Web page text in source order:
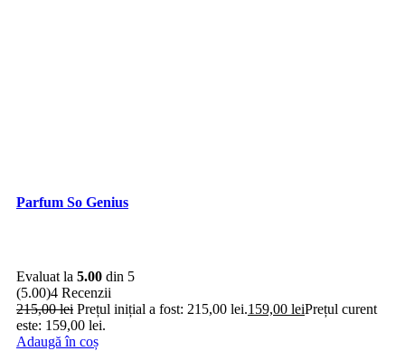
Parfum So Genius
Evaluat la 5.00 din 5
(5.00)4 Recenzii
215,00lei Prețul inițial a fost: 215,00 lei.159,00 leiPrețul curent
este: 159,00 lei.
Adaugă în coș